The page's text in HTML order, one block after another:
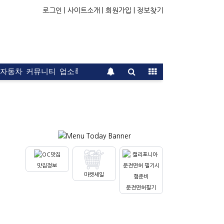
로그인 | 사이트소개 | 회원가입 | 정보찾기
자동차 커뮤니티 업소록 운전면허 문의 광고
맛집정보
마켓세일
운전면허필기